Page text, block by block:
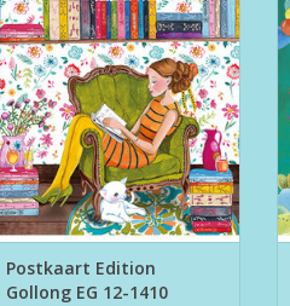
1410
TOEVOEGEN AAN WINKELWAGEN
Postkaart Edition
Gollong EG 12-1410